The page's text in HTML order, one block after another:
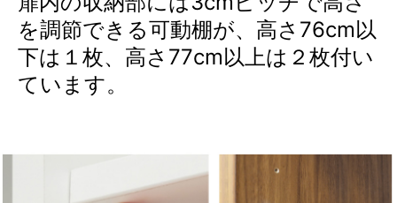
を調節できる可動棚が、高さ76cm以
下は１枚、高さ77cm以上は２枚付い
ています。